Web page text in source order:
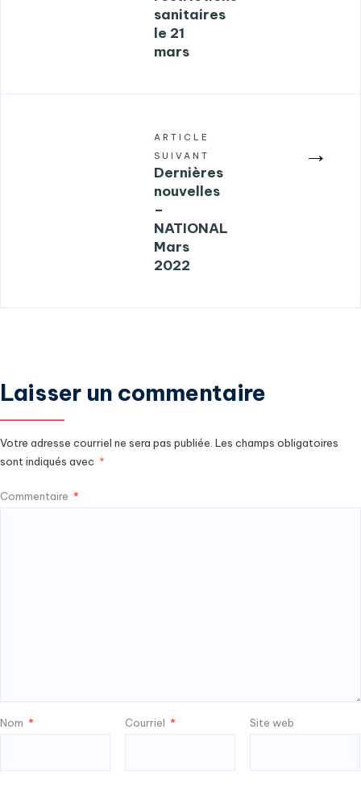
sanitaires
le 21
mars
→
ARTICLE
SUIVANT
Dernières
nouvelles
–
NATIONAL
Mars
2022
Laisser un commentaire
Votre adresse courriel ne sera pas publiée. Les champs obligatoires
sont indiqués avec *
Commentaire *
Nom * Courriel * Site web